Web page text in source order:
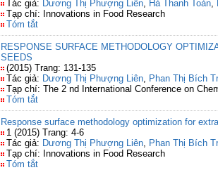
Tác giả: Dương Thị Phượng Liên, Hà Thanh Toàn,
Tạp chí: Innovations in Food Research
Tóm tắt
RESPONSE SURFACE METHODOLOGY
SEEDS
(2015) Trang: 131-135
Tác giả: Dương Thị Phượng Liên, Phan Thị Bích
Tạp chí: The 2 nd International Conference on
Tóm tắt
Response surface methodology optimization for
1 (2015) Trang: 4-6
Tác giả: Dương Thị Phượng Liên, Phan Thị Bích
Tạp chí: Innovations in Food Research
Tóm tắt